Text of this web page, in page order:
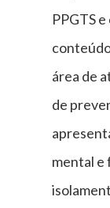
PPGTS
área de
de
mental e